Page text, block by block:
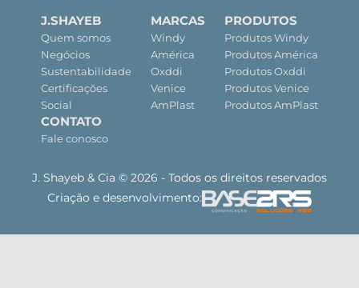
J.SHAYEB
Quem somos
Negócios
Sustentabilidade
Certificações
Social
MARCAS
Windy
América
Oxddi
Venice
AmPlast
PRODUTOS
Produtos Windy
Produtos América
Produtos Oxddi
Produtos Venice
Produtos AmPlast
CONTATO
Fale conosco
J. Shayeb & Cia © 2026 - Todos os direitos reservados
Criação e desenvolvimento: